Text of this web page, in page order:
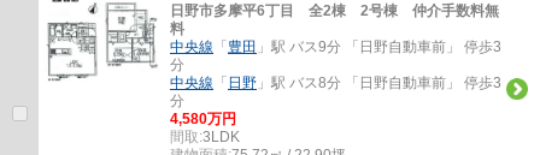
日野市多摩平6丁目 全2棟 2号棟 仲介手数料無
料
中央線 「 豊田 」駅 バス9分 「日野自動車前」 停歩3
分
中央線 「 日野 」駅 バス8分 「日野自動車前」 停歩3
分
4,580万円
間取:3LDK